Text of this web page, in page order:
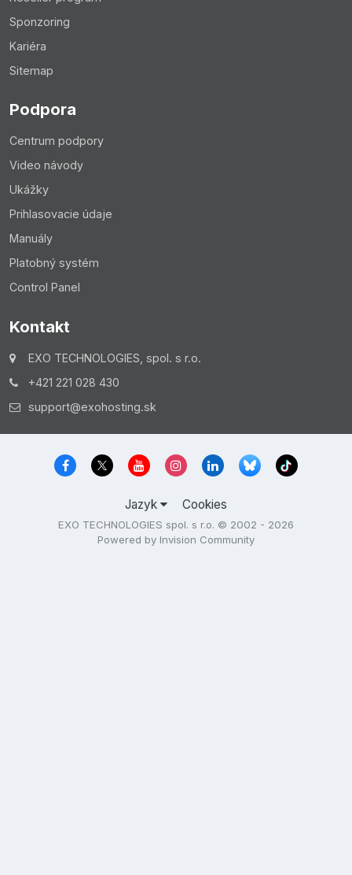
Sponzoring
Kariéra
Sitemap
Podpora
Centrum podpory
Video návody
Ukážky
Prihlasovacie údaje
Manuály
Platobný systém
Control Panel
Kontakt
EXO TECHNOLOGIES, spol. s r.o.
+421 221 028 430
support@exohosting.sk
Jazyk Cookies
EXO TECHNOLOGIES spol. s r.o. © 2002 - 2026
Powered by Invision Community